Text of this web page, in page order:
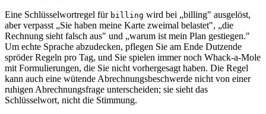
Eine Schlüsselwortregel für billing wird bei „billing" ausgelöst,
aber verpasst „Sie haben meine Karte zweimal belastet", „die
Rechnung sieht falsch aus" und „warum ist mein Plan gestiegen."
Um echte Sprache abzudecken, pflegen Sie am Ende Dutzende
spröder Regeln pro Tag, und Sie spielen immer noch Whack-a-Mole
mit Formulierungen, die Sie nicht vorhergesagt haben. Die Regel
kann auch eine wütende Abrechnungsbeschwerde nicht von einer
ruhigen Abrechnungsfrage unterscheiden; sie sieht das
Schlüsselwort, nicht die Stimmung.